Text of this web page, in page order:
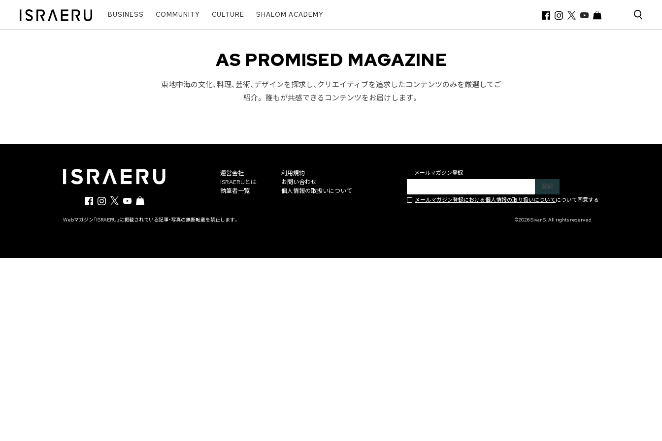
BUSINESS COMMUNITY CULTURE SHALOM ACADEMY
AS PROMISED MAGAZINE
東地中海の文化、料理、芸術、デザインを探求し、クリエイティブを追求したコンテンツのみを厳選してご
紹介。 誰もが共感できるコンテンツをお届けします。
運営会社
ISRAERUとは
執筆者一覧
利用規約
お問い合わせ
個人情報の取扱いについて
メールマガジン登録
メールマガジン登録における個人情報の取り扱いについてについて同意する
Webマガジン「ISRAERU」に掲載されている記事・写真の無断転載を禁止します。 ©2026 SivanS. All rights reserved